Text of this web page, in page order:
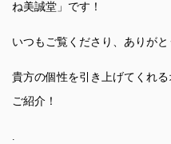
ね美誠堂」です！
いつもご覧くださり、ありがと
貴方の個性を引き上げてくれ
ご紹介！
.